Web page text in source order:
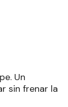
Un
sin frenar la